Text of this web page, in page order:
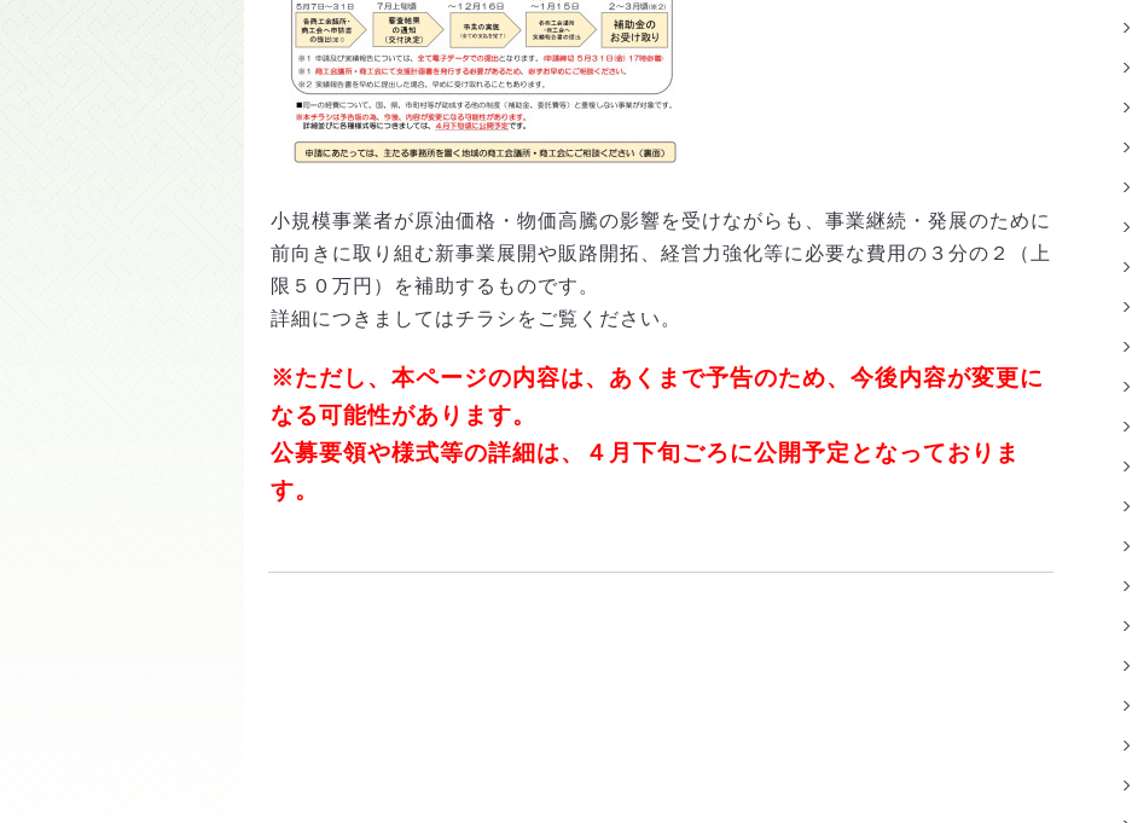
小規模事業者が原油価格・物価高騰の影響を受けながらも、事業継続・発展のために
前向きに取り組む新事業展開や販路開拓、経営力強化等に必要な費用の３分の２（上
限５０万円）を補助するものです。
詳細につきましてはチラシをご覧ください。
※ただし、本ページの内容は、あくまで予告のため、今後内容が変更に
なる可能性があります。
公募要領や様式等の詳細は、４月下旬ごろに公開予定となっておりま
す。